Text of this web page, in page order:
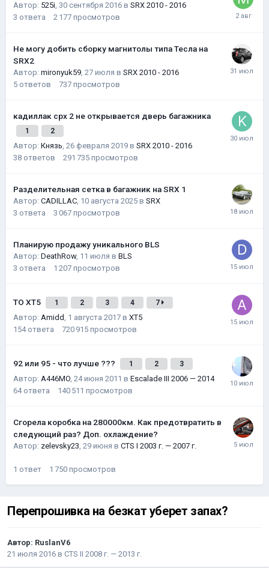
Автор: 525i, 30 сентября 2016 в SRX 2010 - 2016
3 ответа 2 177 просмотров
Не могу добить сборку магнитолы типа Тесла на
SRX2
Автор: mironyuk59, 27 июля в SRX 2010 - 2016
5 ответов 737 просмотров
кадиллак срх 2 не открывается дверь багажника
1 2
Автор: Князь, 26 февраля 2019 в SRX 2010 - 2016
38 ответов 291 735 просмотров
Разделительная сетка в багажник на SRX 1
Автор: CADILLAC, 10 августа 2025 в SRX
3 ответа 3 067 просмотров
Планирую продажу уникального BLS
Автор: DeathRow, 11 июля в BLS
3 ответа 1 207 просмотров
ТО XT5 1 2 3 4 7
Автор: Amidd, 1 августа 2017 в XT5
154 ответа 720 915 просмотров
92 или 95 - что лучше ??? 1 2 3
Автор: A446MO, 24 июня 2011 в Escalade III 2006 — 2014
64 ответа 140 511 просмотров
Сгорела коробка на 280000км. Как предотвратить в
следующий раз? Доп. охлаждение?
Автор: zelevsky23, 29 июня в CTS I 2003 г. — 2007 г.
1 ответ 1 750 просмотров
Перепрошивка на безкат уберет запах?
Автор: RuslanV6
21 июля 2016 в CTS II 2008 г. — 2013 г.